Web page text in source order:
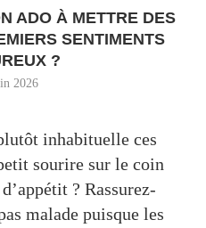
ADO À METTRE DES
SENTIMENTS
?
2026
inhabituelle ces
sourire sur le coin
? Rassurez-
malade puisque les